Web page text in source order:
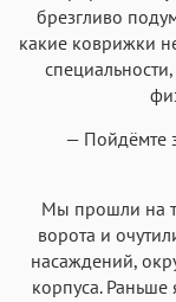
брезгливо
какие коврижки
— Пойдёмте
Мы прошли на
ворота и
насаждений,
корпуса. Раньше